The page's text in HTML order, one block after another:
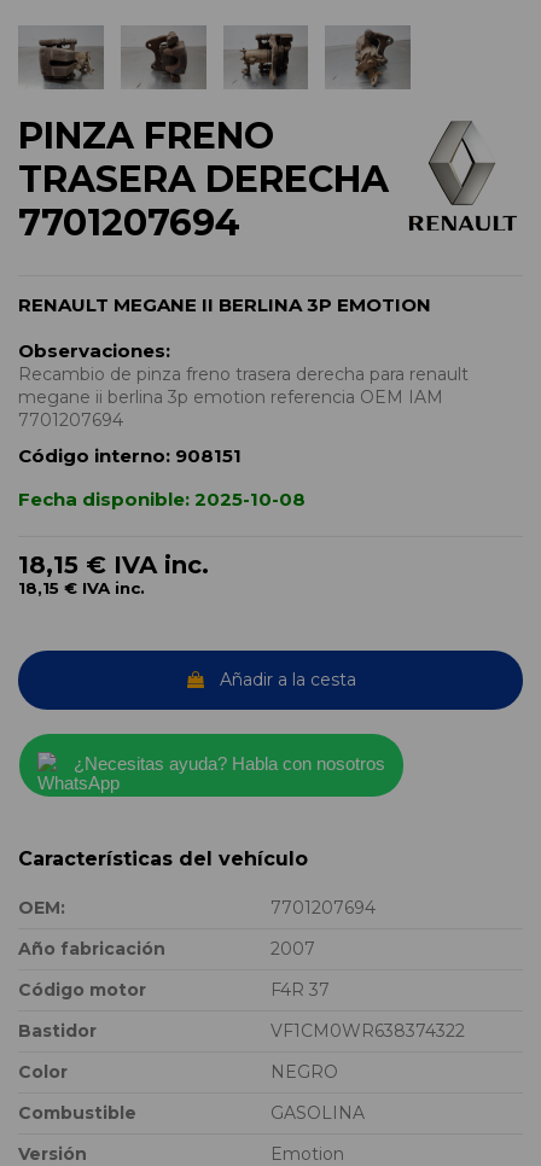
PINZA FRENO
TRASERA DERECHA
7701207694
RENAULT MEGANE II BERLINA 3P EMOTION
Observaciones:
Recambio de pinza freno trasera derecha para renault
megane ii berlina 3p emotion referencia OEM IAM
7701207694
Código interno: 908151
Fecha disponible: 2025-10-08
18,15 € IVA inc.
18,15 € IVA inc.
Añadir a la cesta
¿Necesitas ayuda? Habla con nosotros
Características del vehículo
OEM:
7701207694
Año fabricación
2007
Código motor
F4R 37
Bastidor
VF1CM0WR638374322
Color
NEGRO
Combustible
GASOLINA
Versión
Emotion